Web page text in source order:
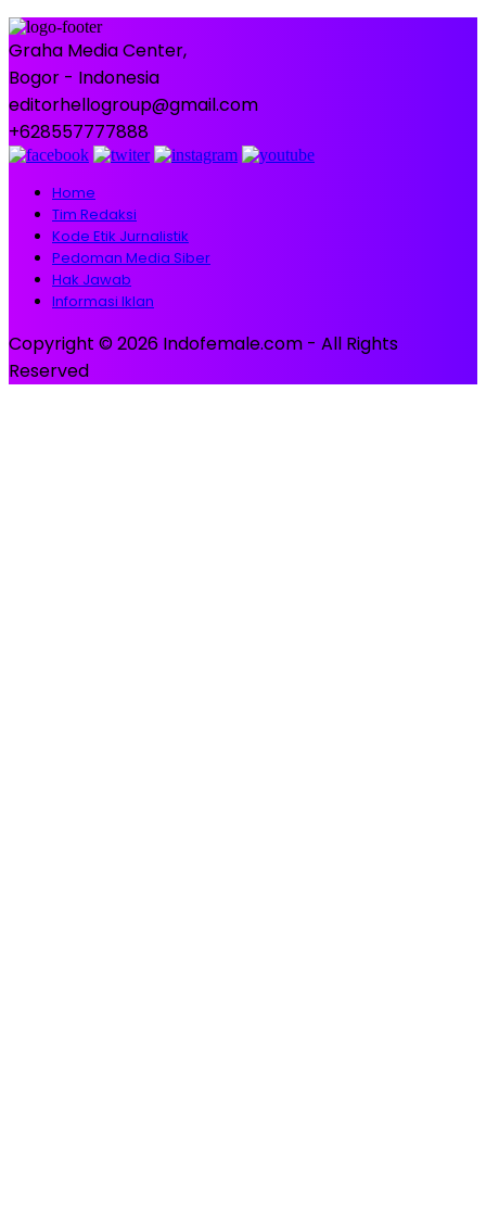
Graha Media Center,
Bogor - Indonesia
editorhellogroup@gmail.com
+628557777888
Home
Tim Redaksi
Kode Etik Jurnalistik
Pedoman Media Siber
Hak Jawab
Informasi Iklan
Copyright © 2026 Indofemale.com - All Rights
Reserved